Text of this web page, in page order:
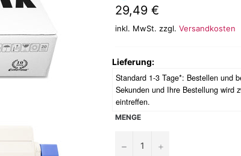
Normaler
Preis
29,49 €
inkl. MwSt. zzgl. Versandkosten
Lieferung:
Standard 1-3 Tage*: Bestellen und
Sekunden und Ihre Bestellung wird
eintreffen.
MENGE
− +